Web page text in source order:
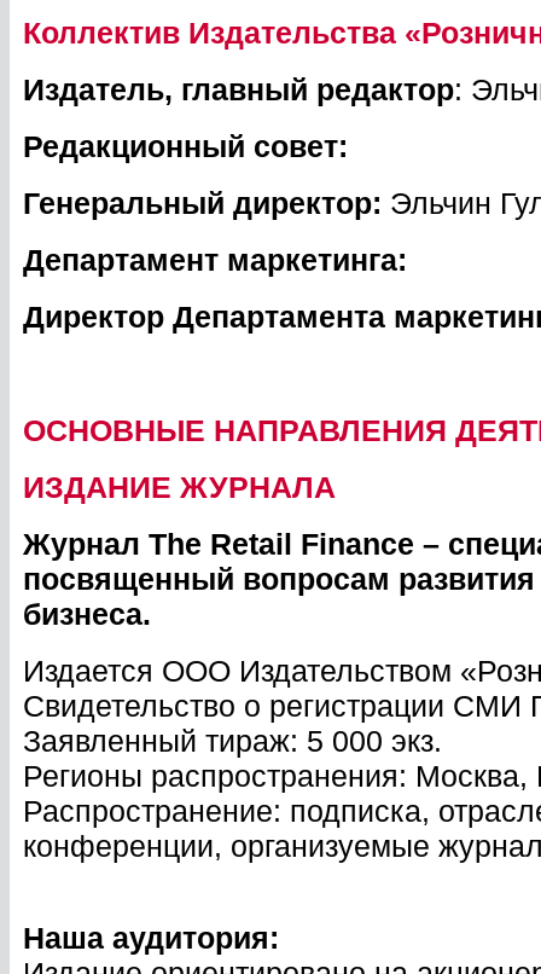
Коллектив Издательства
Издатель, главный редактор:
Редакционный совет:
Генеральный директор: Эльчин
Департамент маркетинга:
Директор Департамента
ОСНОВНЫЕ НАПРАВЛЕНИЯ
ИЗДАНИЕ ЖУРНАЛА
Журнал The Retail Finance –
посвященный вопросам
бизнеса.
Издается ООО Издательством
Свидетельство о регистрации
Заявленный тираж: 5 000 экз.
Регионы распространения:
Распространение: подписка,
конференции, организуемые
Наша аудитория: